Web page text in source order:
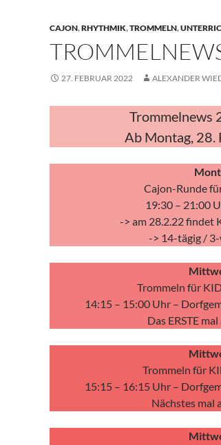
CAJON,RHYTHMIK,TROMMELN,
27. FEBRUAR 2022 ALEXANDER
Trommelnews
Ab Montag, 28.
Cajon-Runde
19:30 – 21:00
-> am 28.2.22 findet
-> 14-tägig /
Trommeln für
14:15 – 15:00 Uhr –
Das ERSTE
Trommeln für
15:15 – 16:15 Uhr –
Nächstes mal